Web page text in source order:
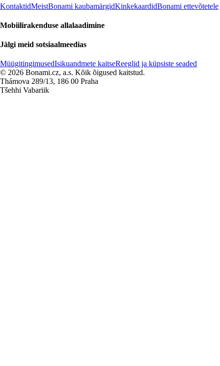
KontaktidMeistBonami kaubamärgidKinkekaardidBonami ettevõtetele
Mobiilirakenduse allalaadimine
Jälgi meid sotsiaalmeedias
MüügitingimusedIsikuandmete kaitseReeglid ja küpsiste seaded
© 2026 Bonami.cz, a.s. Kõik õigused kaitstud.
Thámova 289/13, 186 00 Praha
Tšehhi Vabariik